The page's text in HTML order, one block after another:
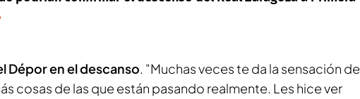
Dépor en el descanso. "Muchas veces te da la sensación de
cosas de las que están pasando realmente. Les hice ver